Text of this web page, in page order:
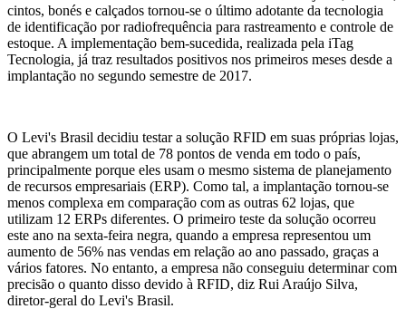
cintos, bonés e calçados tornou-se o último adotante da tecnologia
de identificação por radiofrequência para rastreamento e controle de
estoque. A implementação bem-sucedida, realizada pela iTag
Tecnologia, já traz resultados positivos nos primeiros meses desde a
implantação no segundo semestre de 2017.
O Levi's Brasil decidiu testar a solução RFID em suas próprias lojas,
que abrangem um total de 78 pontos de venda em todo o país,
principalmente porque eles usam o mesmo sistema de planejamento
de recursos empresariais (ERP). Como tal, a implantação tornou-se
menos complexa em comparação com as outras 62 lojas, que
utilizam 12 ERPs diferentes. O primeiro teste da solução ocorreu
este ano na sexta-feira negra, quando a empresa representou um
aumento de 56% nas vendas em relação ao ano passado, graças a
vários fatores. No entanto, a empresa não conseguiu determinar com
precisão o quanto disso devido à RFID, diz Rui Araújo Silva,
diretor-geral do Levi's Brasil.